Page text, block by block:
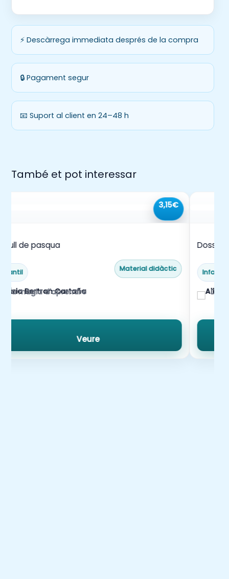
⚡ Descàrrega immediata després de la compra
🔒 Pagament segur
📧 Suport al client en 24–48 h
També et pot interessar
3,15€
de pasqua
Infantil Material didàctic
La màgia d'aprendre
Veure
Dossier
Infantil